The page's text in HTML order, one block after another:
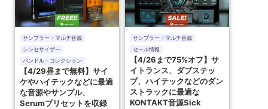
サンプラー・マルチ音源
シンセサイザー
バンドル・コレクション
【4/29昼まで無料】サイ
ケやハイテックなどに最適
な音源やサンプル、
Serumプリセットを収録
サンプラー・マルチ音源
セール情報
【4/26まで75%オフ】サ
イトランス、ダブステッ
プ、ハイテックなどのダン
ストラックに最適な
KONTAKT音源Sick